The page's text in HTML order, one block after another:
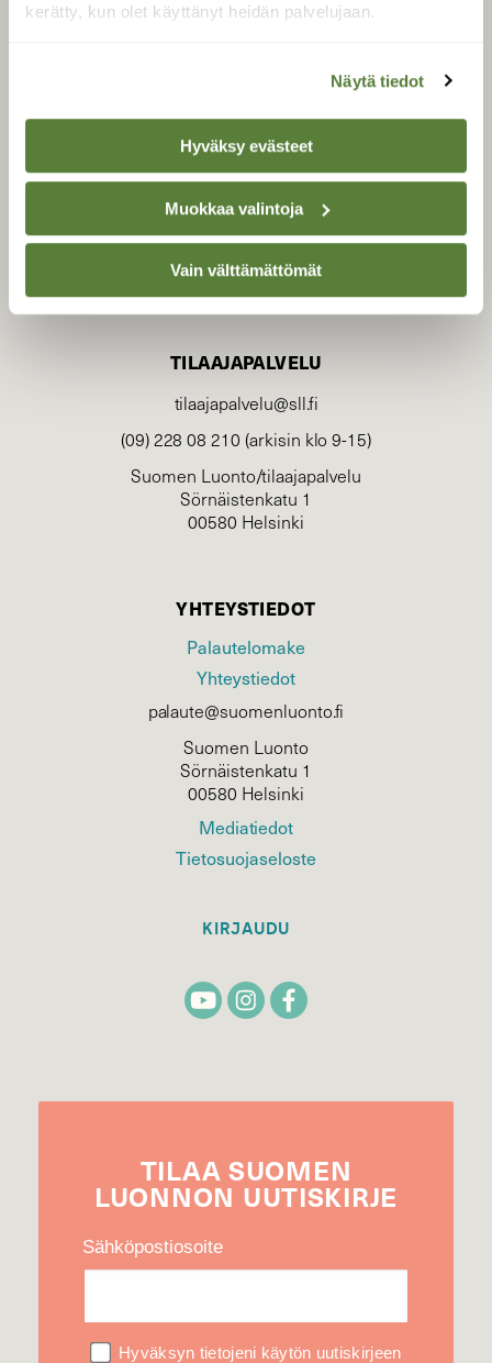
kerätty, kun olet käyttänyt heidän palvelujaan.
Näytä tiedot
Hyväksy evästeet
Muokkaa valintoja
Vain välttämättömät
Suomen Luonto -lehden
luonnonsuojelu­liitto.
TILAAJAPALVELU
tilaajapalvelu@sll.fi
(09) 228 08 210 (arkisin klo 9-15)
Suomen Luonto/tilaajapalvelu
Sörnäistenkatu 1
00580 Helsinki
YHTEYSTIEDOT
Palautelomake
Yhteystiedot
palaute@suomenluonto.fi
Suomen Luonto
Sörnäistenkatu 1
00580 Helsinki
Mediatiedot
Tietosuojaseloste
KIRJAUDU
TILAA SUOMEN
LUONNON UUTIS­KIRJE
Sähköpostiosoite
Hyväksyn tietojeni käytön uutiskirjeen